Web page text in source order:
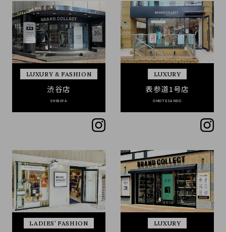
LUXURY & FASHION
渋谷店
SHIBUYA
LUXURY
表参道1号店
OMOTESANDO
LADIES’ FASHION LUXURY